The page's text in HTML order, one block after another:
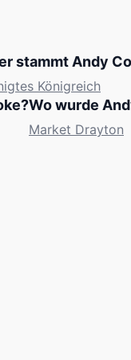
stammt Andy
Königreich
Wo wurde
Market Drayton